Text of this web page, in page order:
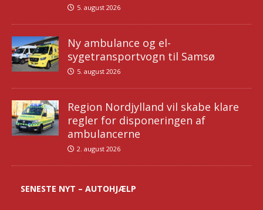
5. august 2026
Ny ambulance og el-
sygetransportvogn til Samsø
5. august 2026
Region Nordjylland vil skabe klare
regler for disponeringen af
ambulancerne
2. august 2026
SENESTE NYT – AUTOHJÆLP